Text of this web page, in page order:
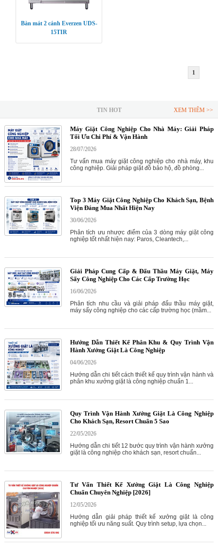
Bàn mát 2 cánh Everzen UDS-
15TIR
1
TIN HOT XEM THÊM >>
Máy Giặt Công Nghiệp Cho Nhà Máy: Giải Pháp
Tối Ưu Chi Phí & Vận Hành
28/07/2026
Tư vấn mua máy giặt công nghiệp cho nhà máy, khu
công nghiệp. Giải pháp giặt đồ bảo hộ, đồ phòng...
Top 3 Máy Giặt Công Nghiệp Cho Khách Sạn, Bệnh
Viện Đáng Mua Nhất Hiện Nay
30/06/2026
Phân tích ưu nhược điểm của 3 dòng máy giặt công
nghiệp tốt nhất hiện nay: Paros, Cleantech,...
Giải Pháp Cung Cấp & Đấu Thầu Máy Giặt, Máy
Sấy Công Nghiệp Cho Các Cấp Trường Học
16/06/2026
Phân tích nhu cầu và giải pháp đấu thầu máy giặt,
máy sấy công nghiệp cho các cấp trường học (mầm...
Hướng Dẫn Thiết Kế Phân Khu & Quy Trình Vận
Hành Xưởng Giặt Là Công Nghiệp
04/06/2026
Hướng dẫn chi tiết cách thiết kế quy trình vận hành và
phân khu xưởng giặt là công nghiệp chuẩn 1...
Quy Trình Vận Hành Xưởng Giặt Là Công Nghiệp
Cho Khách Sạn, Resort Chuẩn 5 Sao
22/05/2026
Hướng dẫn chi tiết 12 bước quy trình vận hành xưởng
giặt là công nghiệp cho khách sạn, resort chuẩn...
Tư Vấn Thiết Kế Xưởng Giặt Là Công Nghiệp
Chuẩn Chuyên Nghiệp [2026]
12/05/2026
Hướng dẫn giải pháp thiết kế xưởng giặt là công
nghiệp tối ưu năng suất. Quy trình setup, lựa chọn...